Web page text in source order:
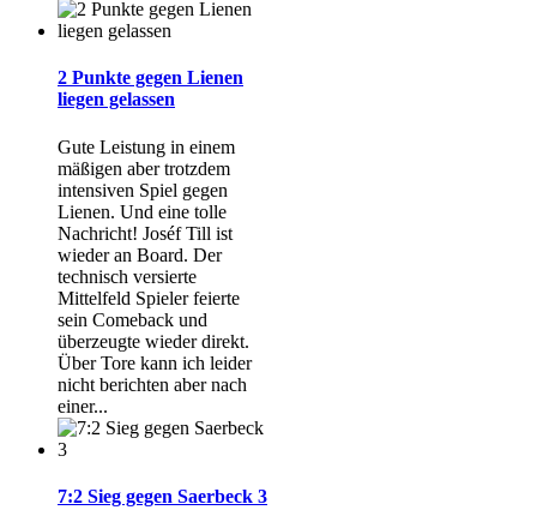
2 Punkte gegen Lienen
liegen gelassen
Gute Leistung in einem
mäßigen aber trotzdem
intensiven Spiel gegen
Lienen. Und eine tolle
Nachricht! Joséf Till ist
wieder an Board. Der
technisch versierte
Mittelfeld Spieler feierte
sein Comeback und
überzeugte wieder direkt.
Über Tore kann ich leider
nicht berichten aber nach
einer...
7:2 Sieg gegen Saerbeck 3